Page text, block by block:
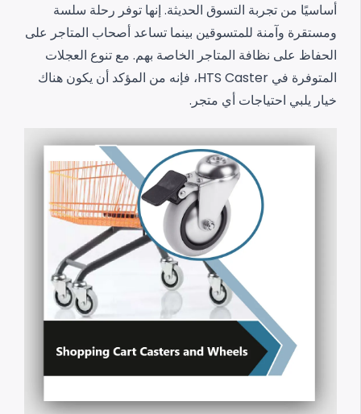
أساسيًا من تجربة التسوق الحديثة. إنها توفر رحلة سلسة
ومستقرة وآمنة للمتسوقين بينما تساعد أصحاب المتاجر على
الحفاظ على نظافة المتاجر الخاصة بهم. مع تنوع العجلات
المتوفرة في HTS Caster، فإنه من المؤكد أن يكون هناك
خيار يلبي احتياجات أي متجر.